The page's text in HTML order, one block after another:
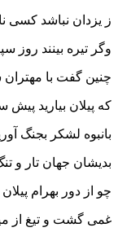
ز یزدان نباشد کسى
وگر تیره بینند روز
چنین گفت با
که پیلان بیارید پیش
بانبوه لشکر بجنگ
بدیشان جهان تار و
چو از دور بهرام پیلان
غمى گشت و تیغ از